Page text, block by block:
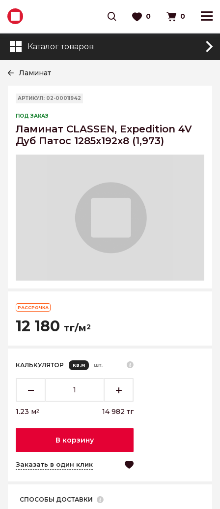
0 0
Каталог товаров
Ламинат
АРТИКУЛ: 02-00011942
ПОД ЗАКАЗ
Ламинат CLASSEN, Expedition 4V
Дуб Патос 1285х192х8 (1,973)
РАССРОЧКА
12 180 тг/м2
КАЛЬКУЛЯТОР кв.м шт.
1.23 м2 14 982 тг
В корзину
Заказать в один клик
СПОСОБЫ ДОСТАВКИ